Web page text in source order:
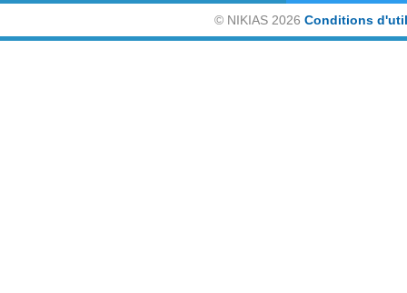
© NIKIAS 2026 Conditions